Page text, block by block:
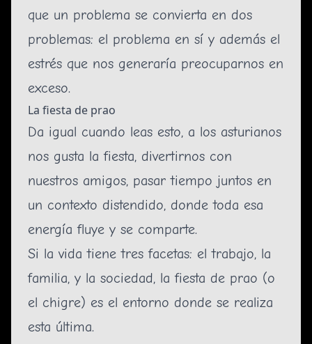
que un problema se convierta en dos
problemas: el problema en sí y además el
estrés que nos generaría preocuparnos en
exceso.
La fiesta de prao
Da igual cuando leas esto, a los asturianos
nos gusta la fiesta, divertirnos con
nuestros amigos, pasar tiempo juntos en
un contexto distendido, donde toda esa
energía fluye y se comparte.
Si la vida tiene tres facetas: el trabajo, la
familia, y la sociedad, la fiesta de prao (o
el chigre) es el entorno donde se realiza
esta última.